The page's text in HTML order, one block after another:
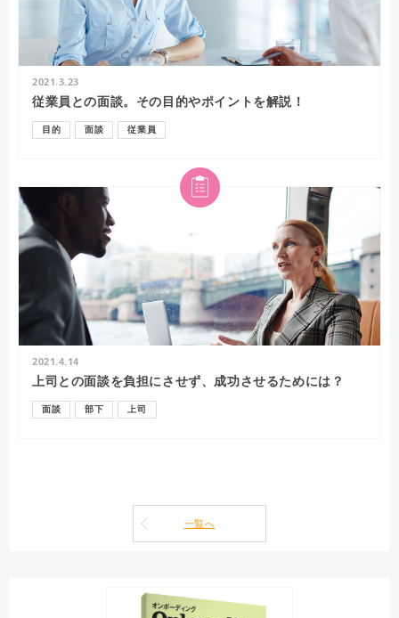
2021.3.23
従業員との面談。その目的やポイントを解説！
目的 面談 従業員
2021.4.14
上司との面談を負担にさせず、成功させるためには？
面談 部下 上司
一覧へ